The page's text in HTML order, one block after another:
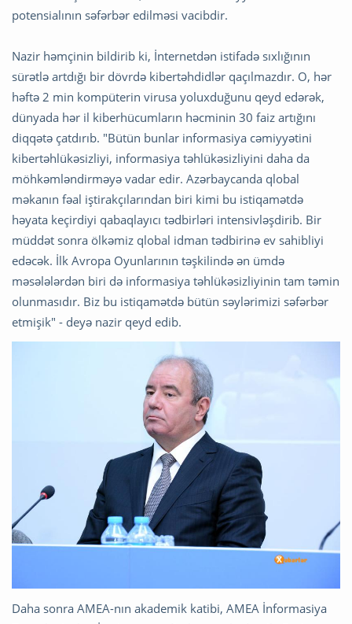
potensialının səfərbər edilməsi vacibdir.
Nazir həmçinin bildirib ki, İnternetdən istifadə sıxlığının
sürətlə artdığı bir dövrdə kibertəhdidlər qaçılmazdır. O, hər
həftə 2 min kompüterin virusa yoluxduğunu qeyd edərək,
dünyada hər il kiberhücumların həcminin 30 faiz artığını
diqqətə çatdırıb. "Bütün bunlar informasiya cəmiyyətini
kibertəhlükəsizliyi, informasiya təhlükəsizliyini daha da
möhkəmləndirməyə vadar edir. Azərbaycanda qlobal
məkanın fəal iştirakçılarından biri kimi bu istiqamətdə
həyata keçirdiyi qabaqlayıcı tədbirləri intensivləşdirib. Bir
müddət sonra ölkəmiz qlobal idman tədbirinə ev sahibliyi
edəcək. İlk Avropa Oyunlarının təşkilində ən ümdə
məsələlərdən biri də informasiya təhlükəsizliyinin tam təmin
olunmasıdır. Biz bu istiqamətdə bütün səylərimizi səfərbər
etmişik" - deyə nazir qeyd edib.
Daha sonra AMEA-nın akademik katibi, AMEA İnformasiya